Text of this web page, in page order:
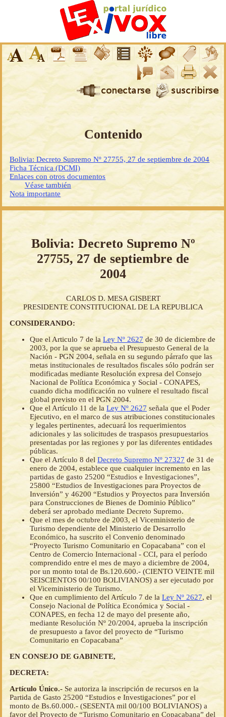
Contenido
Bolivia: Decreto Supremo Nº 27755, 27 de septiembre de 2004
Ficha Técnica (DCMI)
Enlaces con otros documentos
Véase también
Nota importante
Bolivia: Decreto Supremo Nº
27755, 27 de septiembre de
2004
CARLOS D. MESA GISBERT
PRESIDENTE CONSTITUCIONAL DE LA REPUBLICA
CONSIDERANDO:
Que el Articulo 7 de la Ley Nº 2627 de 30 de diciembre de
2003, por la que se aprueba el Presupuesto General de la
Nación - PGN 2004, señala en su segundo párrafo que las
metas institucionales de resultados fiscales sólo podrán ser
modificadas mediante Resolución expresa del Consejo
Nacional de Política Económica y Social - CONAPES,
cuando dicha modificación no vulnere el resultado fiscal
global previsto en el PGN 2004.
Que el Artículo 11 de la Ley Nº 2627 señala que el Poder
Ejecutivo, en el marco de sus atribuciones constitucionales
y legales pertinentes, adecuará los requerimientos
adicionales y las solicitudes de traspasos presupuestarios
presentadas por las regiones y por las diferentes entidades
públicas.
Que el Artículo 8 del Decreto Supremo Nº 27327 de 31 de
enero de 2004, establece que cualquier incremento en las
partidas de gasto 25200 “Estudios e Investigaciones”,
25800 “Estudios de Investigaciones para Proyectos de
Inversión” y 46200 “Estudios y Proyectos para Inversión
para Construcciones de Bienes de Dominio Público”
deberá ser aprobado mediante Decreto Supremo.
Que el mes de octubre de 2003, el Viceministerio de
Turismo dependiente del Ministerio de Desarrollo
Económico, ha suscrito el Convenio denominado
“Proyecto Turismo Comunitario en Copacabana” con el
Centro de Comercio Internacional - CCI, para el período
comprendido entre el mes de mayo a diciembre de 2004,
por un monto total de Bs.120.600.- (CIENTO VEINTE mil
SEISCIENTOS 00/100 BOLIVIANOS) a ser ejecutado por
el Viceministerio de Turismo.
Que en cumplimiento del Artículo 7 de la Ley Nº 2627, el
Consejo Nacional de Política Económica y Social -
CONAPES, en fecha 12 de mayo del presente año,
mediante Resolución Nº 20/2004, aprueba la inscripción
de presupuesto a favor del proyecto de “Turismo
Comunitario en Copacabana”
EN CONSEJO DE GABINETE,
DECRETA:
Artículo Único.- Se autoriza la inscripción de recursos en la
Partida de Gasto 25200 “Estudios e Investigaciones” por el
monto de Bs.60.000.- (SESENTA mil 00/100 BOLIVIANOS) a
favor del Proyecto de “Turismo Comunitario en Copacabana” del